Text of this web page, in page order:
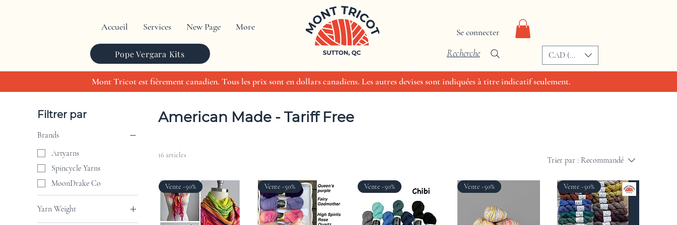
Accueil Services New Page More
Pope Vergara Kits
Se connecter
Recherche CAD (C$)
Mont Tricot est fièrement canadien. Tous les prix sont en dollars canadiens. Les autres devises sont indiquées à titre indicatif seulement.
American Made - Tariff Free
Filtrer par
Brands
Artyarns
Spincycle Yarns
MoonDrake Co
Yarn Weight
American Made - Tariff Free
16 articles
Trier par : Recommandé
Vente -50% Vente -50% Vente -50% Vente -50% Vente -50%